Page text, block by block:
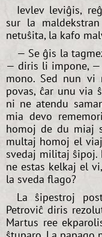
Ievlev leviĝis,
sur la
netuŝita, la kafo
— Se ĝis la
— diris li impone,
mono. Sed nun vi
povas, ĉar unu via
ni ne atendu
mia devo
homoj de du miaj
multaj homoj el
svedaj militaj ŝipoj.
ne estas kelkaj el
la sveda flago?
La ŝipestroj
Petroviĉ diris
Martus ree